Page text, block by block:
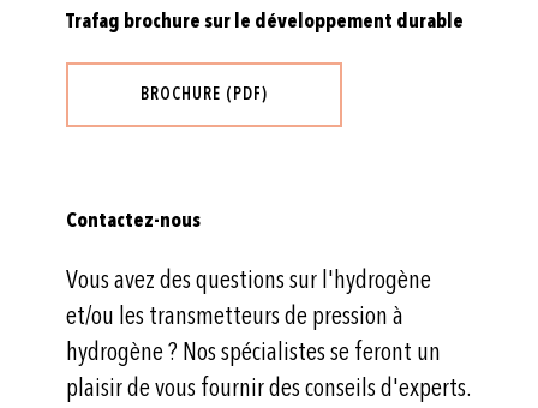
Trafag brochure sur le développement durable
BROCHURE (PDF)
Contactez-nous
Vous avez des questions sur l'hydrogène
et/ou les transmetteurs de pression à
hydrogène ? Nos spécialistes se feront un
plaisir de vous fournir des conseils d'experts.